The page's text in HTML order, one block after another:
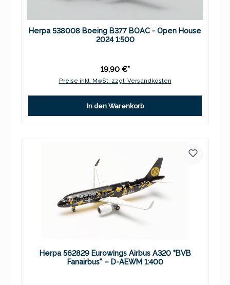
Herpa 538008 Boeing B377 BOAC - Open House
2024 1:500
19,90 €*
Preise inkl. MwSt. zzgl. Versandkosten
In den Warenkorb
Herpa 562829 Eurowings Airbus A320 "BVB
Fanairbus" – D-AEWM 1:400